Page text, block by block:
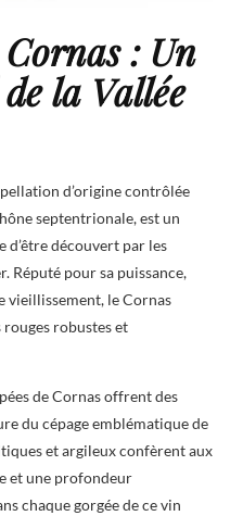
: Un
la Vallée
d’origine contrôlée
septentrionale, est un
découvert par les
Réputé pour sa puissance,
vieillissement, le Cornas
rouges robustes et
de Cornas offrent des
du cépage emblématique de
et argileux confèrent aux
et une profondeur
chaque gorgée de ce vin